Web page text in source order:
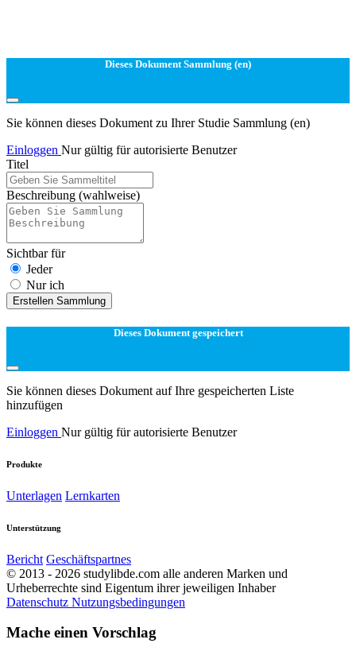
Dieses Dokument Sammlung (en)
Sie können dieses Dokument zu Ihrer Studie Sammlung (en)
Einloggen Nur gültig für autorisierte Benutzer
Titel
Beschreibung (wahlweise)
Sichtbar für
Jeder
Nur ich
Erstellen Sammlung
Dieses Dokument gespeichert
Sie können dieses Dokument auf Ihre gespeicherten Liste
hinzufügen
Einloggen Nur gültig für autorisierte Benutzer
Produkte
Unterlagen Lernkarten
Unterstützung
Bericht Geschäftspartnes
© 2013 - 2026 studylibde.com alle anderen Marken und
Urheberrechte sind Eigentum ihrer jeweiligen Inhaber
Datenschutz Nutzungsbedingungen
Mache einen Vorschlag